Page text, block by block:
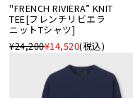
"FRENCH RIVIERA” KNIT
TEE[フレンチリビエラ
ニットTシャツ]
¥24,200¥14,520(税込)